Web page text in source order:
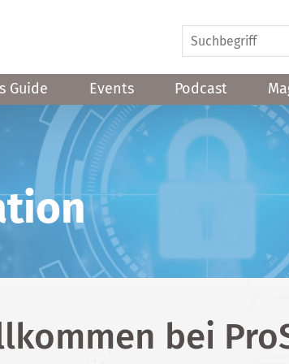
Guide Events Podcast
bei